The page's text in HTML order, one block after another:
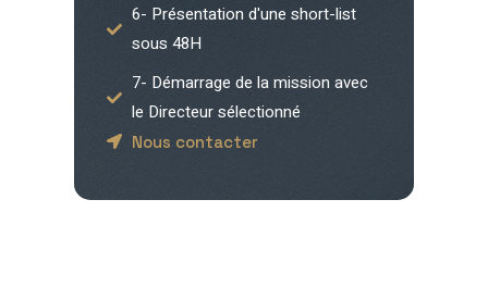
6- Présentation d'une short-list
sous 48H
7- Démarrage de la mission avec
le Directeur sélectionné
Nous contacter